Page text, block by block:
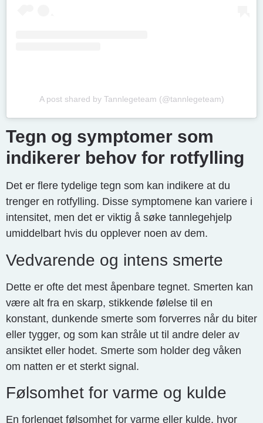
A post shared by Tannlegeteam (@tannlegeteam)
Tegn og symptomer som
indikerer behov for rotfylling
Det er flere tydelige tegn som kan indikere at du
trenger en rotfylling. Disse symptomene kan variere i
intensitet, men det er viktig å søke tannlegehjelp
umiddelbart hvis du opplever noen av dem.
Vedvarende og intens smerte
Dette er ofte det mest åpenbare tegnet. Smerten kan
være alt fra en skarp, stikkende følelse til en
konstant, dunkende smerte som forverres når du biter
eller tygger, og som kan stråle ut til andre deler av
ansiktet eller hodet. Smerte som holder deg våken
om natten er et sterkt signal.
Følsomhet for varme og kulde
En forlenget følsomhet for varme eller kulde, hvor